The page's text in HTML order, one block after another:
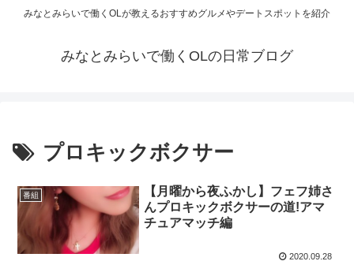
みなとみらいで働くOLが教えるおすすめグルメやデートスポットを紹介
みなとみらいで働くOLの日常ブログ
プロキックボクサー
番組
【月曜から夜ふかし】フェフ姉さ
んプロキックボクサーの道!アマ
チュアマッチ編
2020.09.28